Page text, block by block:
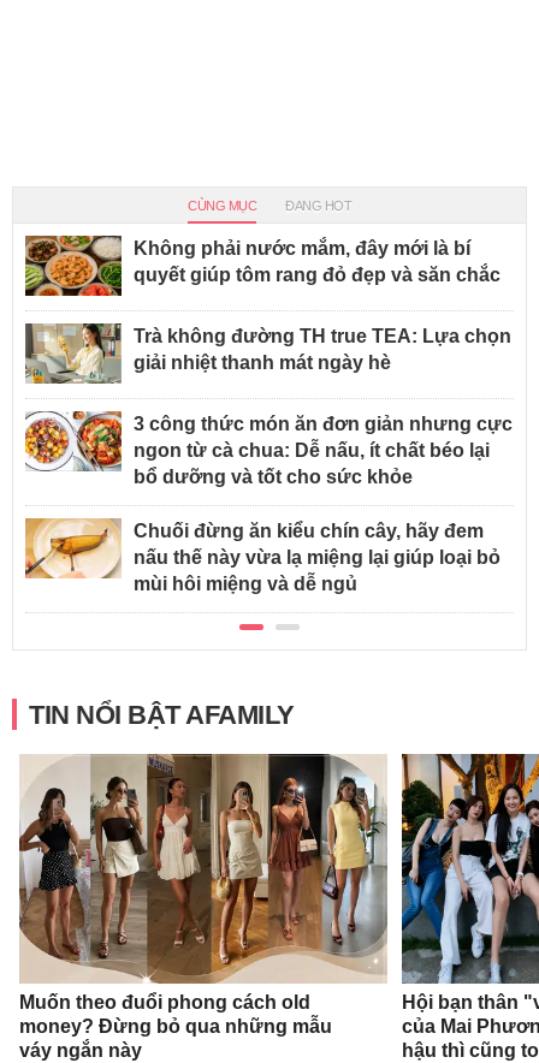
CÙNG MỤC ĐANG HOT
Không phải nước mắm, đây mới là bí
quyết giúp tôm rang đỏ đẹp và săn chắc
Trà không đường TH true TEA: Lựa chọn
giải nhiệt thanh mát ngày hè
3 công thức món ăn đơn giản nhưng cực
ngon từ cà chua: Dễ nấu, ít chất béo lại
bổ dưỡng và tốt cho sức khỏe
Chuối đừng ăn kiểu chín cây, hãy đem
nấu thế này vừa lạ miệng lại giúp loại bỏ
mùi hôi miệng và dễ ngủ
TIN NỔI BẬT AFAMILY
Muốn theo đuổi phong cách old
money? Đừng bỏ qua những mẫu
váy ngắn này
Hội bạn thân
của Mai
hậu thì cũng